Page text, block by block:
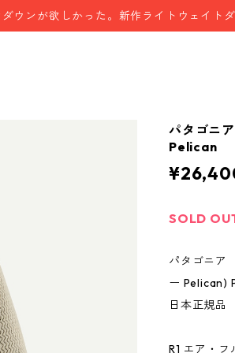
ウンが欲しかった。新作ライトウェイト
パタゴニ
Pelican
SOLD
パタゴニア
ー Pelican)
日本正規
R1 エア・